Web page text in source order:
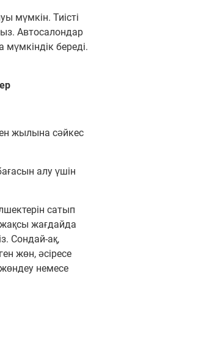
мүмкін. Тиісті
Автосалондар
мүмкіндік береді.
жылына сәйкес
алу үшін
сатып
жағдайда
Сондай-ақ,
жөн, әсіресе
немесе